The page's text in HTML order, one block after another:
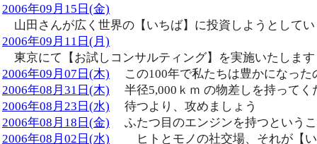
2006年09月15日(金)
山田さんが広く世界の【いちば】に投資しようとして
2006年09月11日(月)
東京にて【お試しコンサルティング】を実施いたします
2006年09月07日(木) この100年で私たちは豊かになった
2006年08月31日(木) 半径5,000ｋｍ の物差しを持ってく
2006年08月23日(水) 待つより、攻めましょう
2006年08月18日(金) ふたつ目のエンジンを持つという
2006年08月02日(水) ヒトとモノの社交場、それが【い